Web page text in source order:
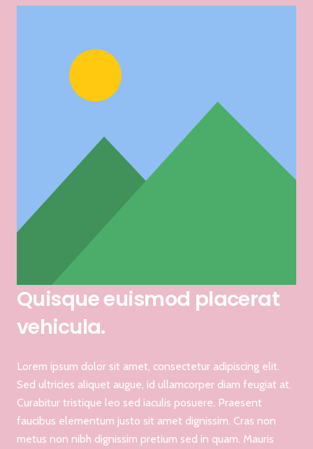
Quisque euismod placerat
vehicula.
Lorem ipsum dolor sit amet, consectetur adipiscing elit.
Sed ultricies aliquet augue, id ullamcorper diam feugiat at.
Curabitur tristique leo sed iaculis posuere. Praesent
faucibus elementum justo sit amet dignissim. Cras non
metus non nibh dignissim pretium sed in quam. Mauris